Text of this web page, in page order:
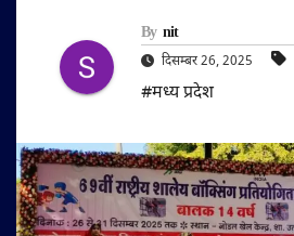
By nit
दिसम्बर 26, 2025
#मध्य प्रदेश